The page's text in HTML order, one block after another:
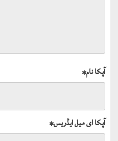
آپکا نام*
آپکا ای میل ایڈریس*